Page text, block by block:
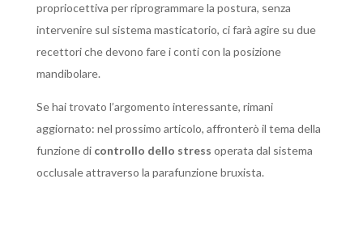
propriocettiva per riprogrammare la postura, senza
intervenire sul sistema masticatorio, ci farà agire su due
recettori che devono fare i conti con la posizione
mandibolare.
Se hai trovato l’argomento interessante, rimani
aggiornato: nel prossimo articolo, affronterò il tema della
funzione di controllo dello stress operata dal sistema
occlusale attraverso la parafunzione bruxista.